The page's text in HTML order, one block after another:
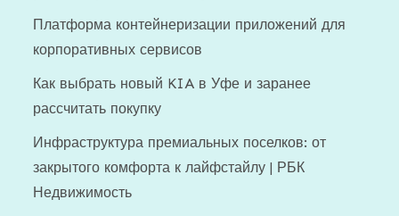
Платформа контейнеризации приложений для
корпоративных сервисов
Как выбрать новый KIA в Уфе и заранее
рассчитать покупку
Инфраструктура премиальных поселков: от
закрытого комфорта к лайфстайлу | РБК
Недвижимость